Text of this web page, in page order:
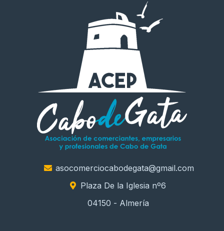
asocomerciocabodegata@gmail.com
Plaza De la Iglesia nº6
04150 - Almería